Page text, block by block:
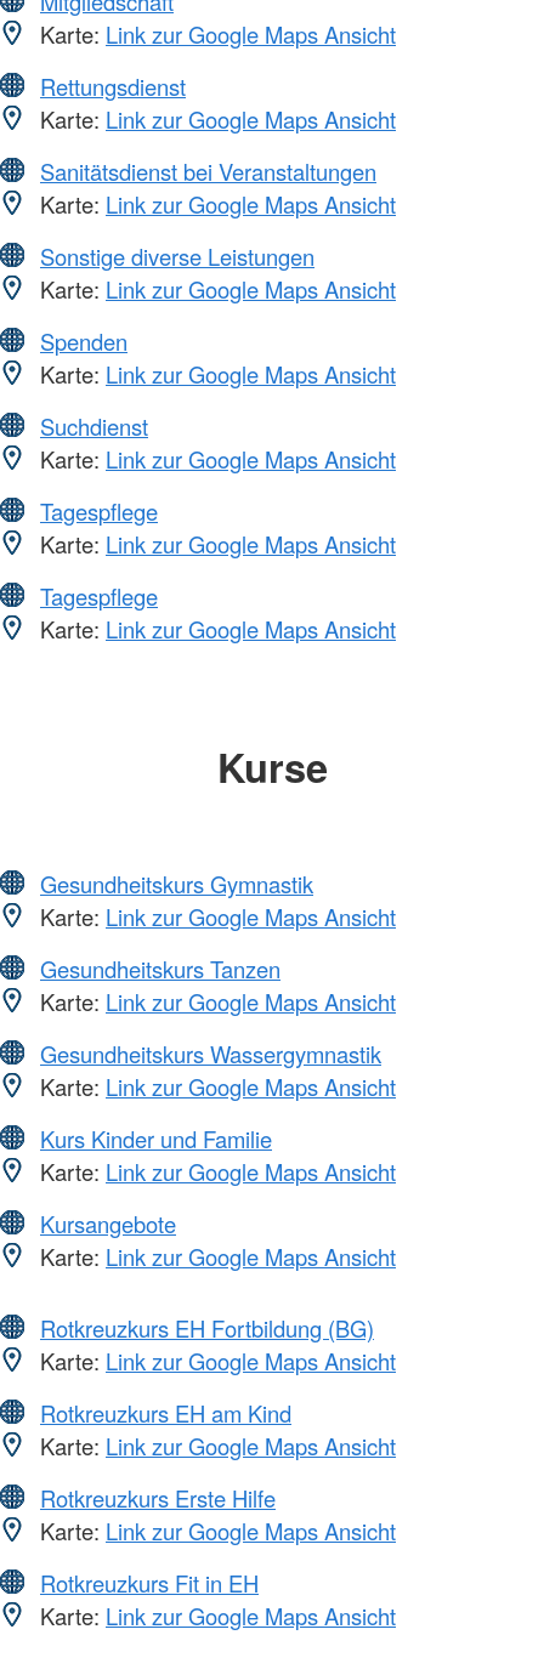
Karte: Link zur Google Maps Ansicht
Rettungsdienst
Karte: Link zur Google Maps Ansicht
Sanitätsdienst bei Veranstaltungen
Karte: Link zur Google Maps Ansicht
Sonstige diverse Leistungen
Karte: Link zur Google Maps Ansicht
Spenden
Karte: Link zur Google Maps Ansicht
Suchdienst
Karte: Link zur Google Maps Ansicht
Tagespflege
Karte: Link zur Google Maps Ansicht
Tagespflege
Karte: Link zur Google Maps Ansicht
Kurse
Gesundheitskurs Gymnastik
Karte: Link zur Google Maps Ansicht
Gesundheitskurs Tanzen
Karte: Link zur Google Maps Ansicht
Gesundheitskurs Wassergymnastik
Karte: Link zur Google Maps Ansicht
Kurs Kinder und Familie
Karte: Link zur Google Maps Ansicht
Kursangebote
Karte: Link zur Google Maps Ansicht
Rotkreuzkurs EH Fortbildung (BG)
Karte: Link zur Google Maps Ansicht
Rotkreuzkurs EH am Kind
Karte: Link zur Google Maps Ansicht
Rotkreuzkurs Erste Hilfe
Karte: Link zur Google Maps Ansicht
Rotkreuzkurs Fit in EH
Karte: Link zur Google Maps Ansicht